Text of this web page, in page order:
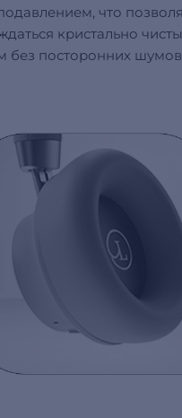
что
кристально
без посторонних